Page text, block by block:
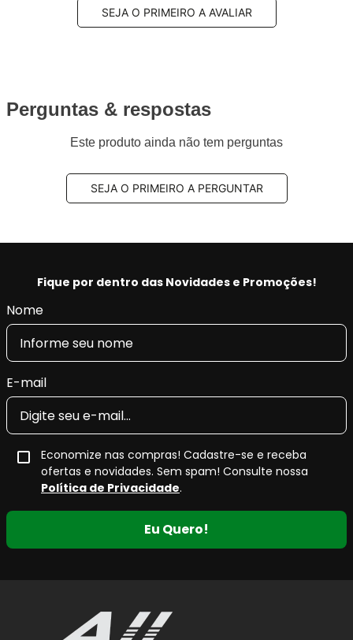
SEJA O PRIMEIRO A AVALIAR
Perguntas & respostas
Este produto ainda não tem perguntas
SEJA O PRIMEIRO A PERGUNTAR
Fique por dentro das Novidades e Promoções!
Nome
E-mail
Economize nas compras! Cadastre-se e receba
ofertas e novidades. Sem spam! Consulte nossa
Política de Privacidade.
Eu Quero!